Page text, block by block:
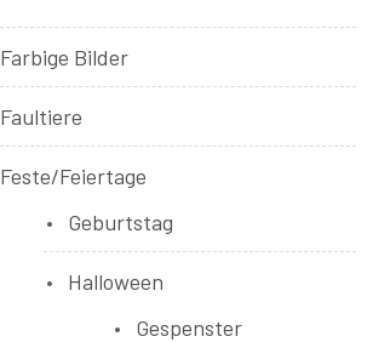
Farbige Bilder
Faultiere
Feste/Feiertage
Geburtstag
Halloween
Gespenster